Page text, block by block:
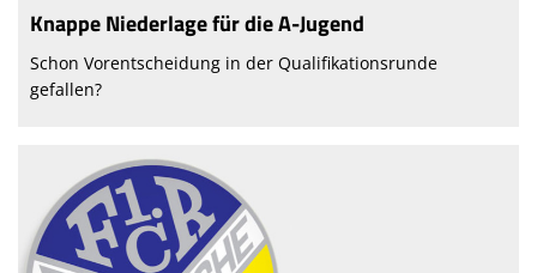
Knappe Niederlage für die A-Jugend
Schon Vorentscheidung in der Qualifikationsrunde
gefallen?